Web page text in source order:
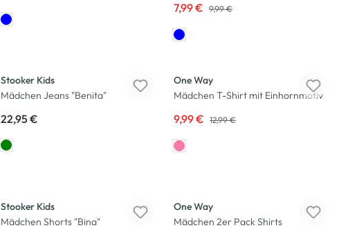
7,99 € 9,99 €
Stooker Kids
Mädchen Jeans "Benita"
22,95 €
One Way
Mädchen T-Shirt mit Einhornmotiv
9,99 € 12,99 €
Stooker Kids
Mädchen Shorts "Bina"
One Way
Mädchen 2er Pack Shirts